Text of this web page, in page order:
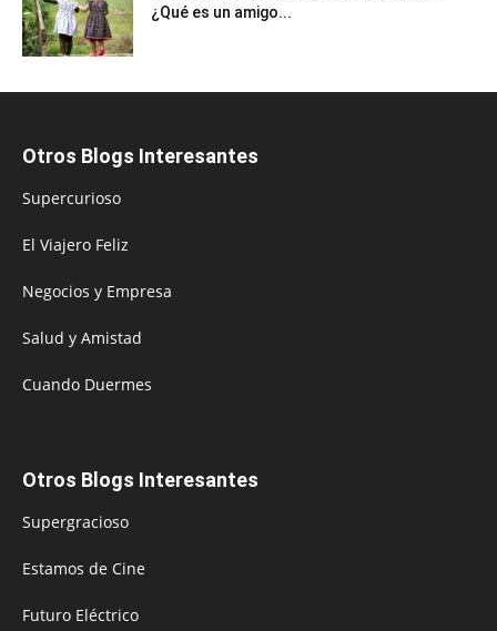
¿Qué es un amigo...
Otros Blogs Interesantes
Supercurioso
El Viajero Feliz
Negocios y Empresa
Salud y Amistad
Cuando Duermes
Otros Blogs Interesantes
Supergracioso
Estamos de Cine
Futuro Eléctrico